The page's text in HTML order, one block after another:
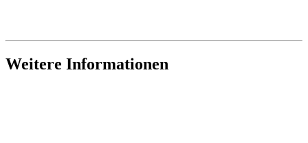
Weitere Informationen